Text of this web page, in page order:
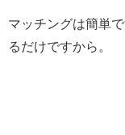
マッチングは簡単
るだけですから。